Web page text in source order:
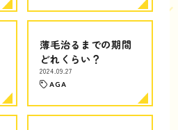
薄毛治るまでの期間
どれくらい？
2024.09.27
AGA